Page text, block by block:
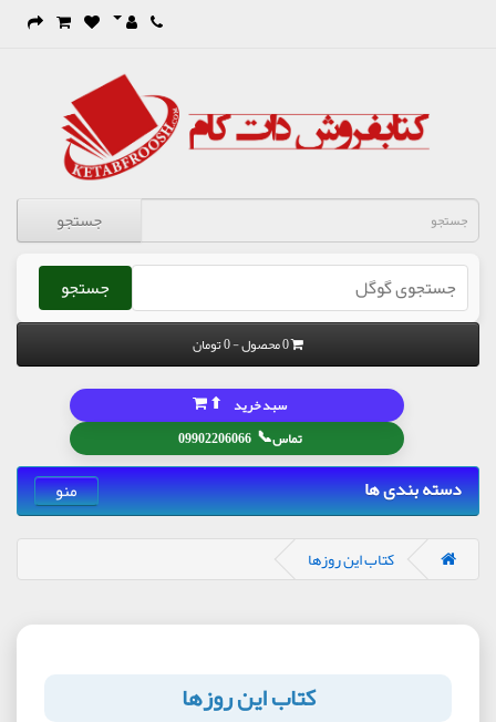
جستجو
جستجو
0 محصول - 0 تومان
تماس📞
09902206066
سبد خرید ⬆
دسته بندی ها منو
کتاب این روزها
کتاب این روزها